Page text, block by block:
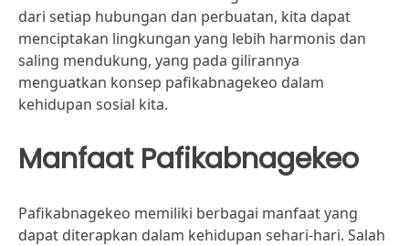
dari setiap hubungan dan perbuatan, kita dapat
menciptakan lingkungan yang lebih harmonis dan
saling mendukung, yang pada gilirannya
menguatkan konsep pafikabnagekeo dalam
kehidupan sosial kita.
Manfaat Pafikabnagekeo
Pafikabnagekeo memiliki berbagai manfaat yang
dapat diterapkan dalam kehidupan sehari-hari. Salah